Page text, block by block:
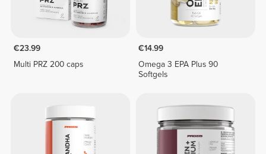
€23.99
Multi PRZ 200 caps
€14.99
Omega 3 EPA Plus 90
Softgels